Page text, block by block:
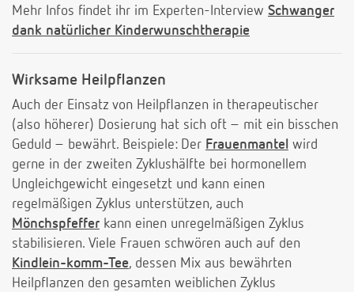
Mehr Infos findet ihr im Experten-Interview Schwanger
dank natürlicher Kinderwunschtherapie
Wirksame Heilpflanzen
Auch der Einsatz von Heilpflanzen in therapeutischer
(also höherer) Dosierung hat sich oft – mit ein bisschen
Geduld – bewährt. Beispiele: Der Frauenmantel wird
gerne in der zweiten Zyklushälfte bei hormonellem
Ungleichgewicht eingesetzt und kann einen
regelmäßigen Zyklus unterstützen, auch
Mönchspfeffer kann einen unregelmäßigen Zyklus
stabilisieren. Viele Frauen schwören auch auf den
Kindlein-komm-Tee, dessen Mix aus bewährten
Heilpflanzen den gesamten weiblichen Zyklus